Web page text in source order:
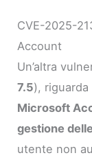
CVE-2025-
Account
Un’altra
7.5), riguarda
Microsoft
gestione
utente non